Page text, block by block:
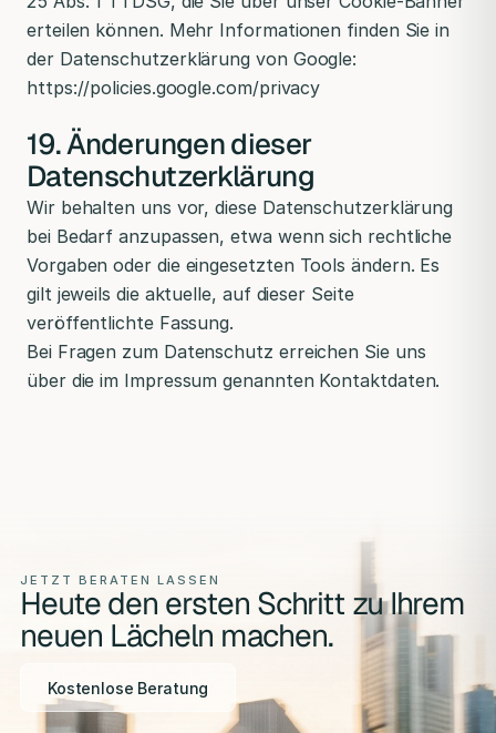
erteilen können. Mehr Informationen finden Sie in
der Datenschutzerklärung von Google:
https://policies.google.com/privacy
19. Änderungen dieser
Datenschutzerklärung
Wir behalten uns vor, diese Datenschutzerklärung
bei Bedarf anzupassen, etwa wenn sich rechtliche
Vorgaben oder die eingesetzten Tools ändern. Es
gilt jeweils die aktuelle, auf dieser Seite
veröffentlichte Fassung.
Bei Fragen zum Datenschutz erreichen Sie uns
über die im Impressum genannten Kontaktdaten.
JETZT BERATEN LASSEN
Heute den ersten Schritt zu Ihrem
neuen Lächeln machen.
Kostenlose Beratung